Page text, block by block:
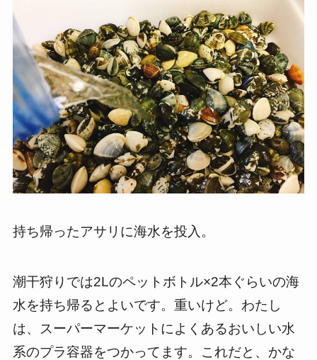
持ち帰ったアサリに海水を投入。
潮干狩りでは2Lのペットボトル×2本ぐらいの海
水を持ち帰るとよいです。重いけど。わたし
は、スーパーマーケットによくあるおいしい水
系のプラ容器をつかってます。これだと、かな